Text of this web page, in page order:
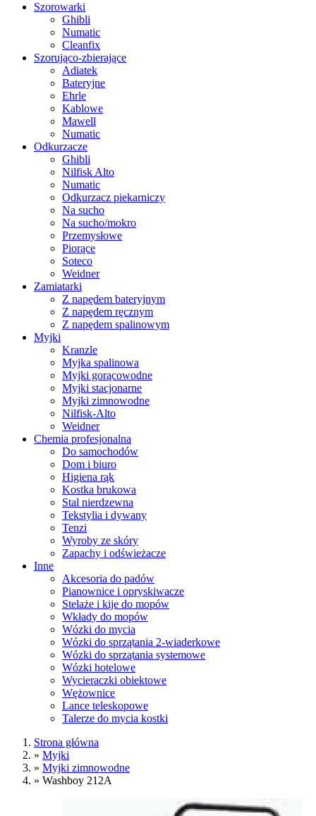
Szorowarki
Ghibli
Numatic
Cleanfix
Szorująco-zbierające
Adiatek
Bateryjne
Ehrle
Kablowe
Mawell
Numatic
Odkurzacze
Ghibli
Nilfisk Alto
Numatic
Odkurzacz piekarniczy
Na sucho
Na sucho/mokro
Przemysłowe
Piorące
Soteco
Weidner
Zamiatarki
Z napędem bateryjnym
Z napędem ręcznym
Z napędem spalinowym
Myjki
Kranzle
Myjka spalinowa
Myjki gorącowodne
Myjki stacjonarne
Myjki zimnowodne
Nilfisk-Alto
Weidner
Chemia profesjonalna
Do samochodów
Dom i biuro
Higiena rąk
Kostka brukowa
Stal nierdzewna
Tekstylia i dywany
Tenzi
Wyroby ze skóry
Zapachy i odświeżacze
Inne
Akcesoria do padów
Pianownice i opryskiwacze
Stelaże i kije do mopów
Wkłady do mopów
Wózki do mycia
Wózki do sprzątania 2-wiaderkowe
Wózki do sprzątania systemowe
Wózki hotelowe
Wycieraczki obiektowe
Wężownice
Lance teleskopowe
Talerze do mycia kostki
Strona główna
» Myjki
» Myjki zimnowodne
» Washboy 212A